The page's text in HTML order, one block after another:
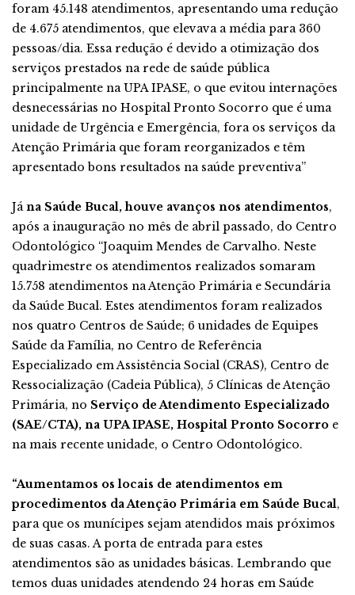
foram 45.148 atendimentos, apresentando uma redução
de 4.675 atendimentos, que elevava a média para 360
pessoas/dia. Essa redução é devido a otimização dos
serviços prestados na rede de saúde pública
principalmente na UPA IPASE, o que evitou internações
desnecessárias no Hospital Pronto Socorro que é uma
unidade de Urgência e Emergência, fora os serviços da
Atenção Primária que foram reorganizados e têm
apresentado bons resultados na saúde preventiva”
Jána Saúde Bucal, houve avanços nos atendimentos,
após a inauguração no mês de abril passado, do Centro
Odontológico “Joaquim Mendes de Carvalho. Neste
quadrimestre os atendimentos realizados somaram
15.758 atendimentos na Atenção Primária e Secundária
da Saúde Bucal. Estes atendimentos foram realizados
nos quatro Centros de Saúde; 6 unidades de Equipes
Saúde da Família, no Centro de Referência
Especializado em Assistência Social (CRAS), Centro de
Ressocialização (Cadeia Pública), 5 Clínicas de Atenção
Primária, no Serviço de Atendimento Especializado
(SAE/CTA), na UPA IPASE, Hospital Pronto Socorro e
na mais recente unidade, o Centro Odontológico.
“Aumentamos os locais de atendimentos em
procedimentos da Atenção Primária em Saúde Bucal,
para que os munícipes sejam atendidos mais próximos
de suas casas. A porta de entrada para estes
atendimentos são as unidades básicas. Lembrando que
temos duas unidades atendendo 24 horas em Saúde